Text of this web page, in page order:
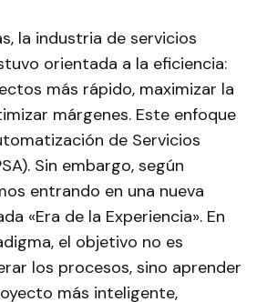
la industria de servicios
orientada a la eficiencia:
más rápido, maximizar la
márgenes. Este enfoque
de Servicios
Sin embargo, según
entrando en una nueva
«Era de la Experiencia». En
el objetivo no es
los procesos, sino aprender
más inteligente,